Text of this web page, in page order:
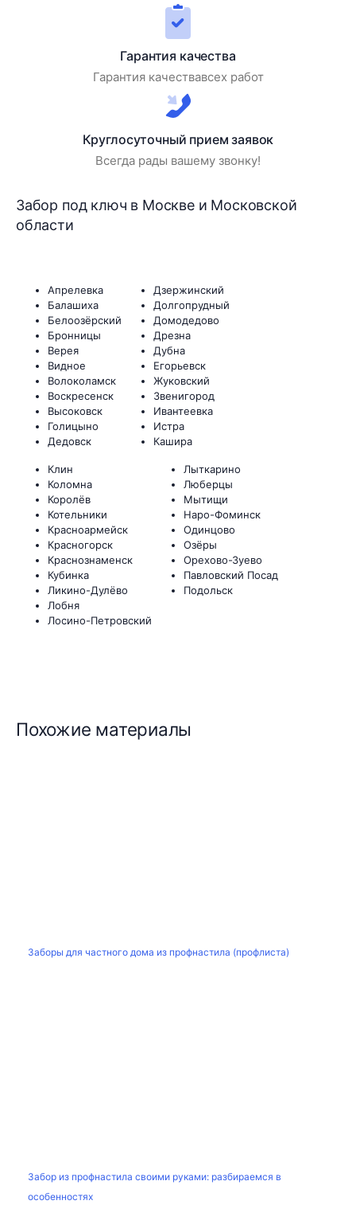
Гарантия качества
Гарантия качествавсех работ
Круглосуточный прием заявок
Всегда рады вашему звонку!
Забор под ключ в Москве и Московской
области
Апрелевка
Балашиха
Белоозёрский
Бронницы
Верея
Видное
Волоколамск
Воскресенск
Высоковск
Голицыно
Дедовск
Дзержинский
Долгопрудный
Домодедово
Дрезна
Дубна
Егорьевск
Жуковский
Звенигород
Ивантеевка
Истра
Кашира
Клин
Коломна
Королёв
Котельники
Красноармейск
Красногорск
Краснознаменск
Кубинка
Ликино-Дулёво
Лобня
Лосино-Петровский
Лыткарино
Люберцы
Мытищи
Наро-Фоминск
Одинцово
Озёры
Орехово-Зуево
Павловский Посад
Подольск
Похожие материалы
Заборы для частного дома из профнастила (профлиста)
Забор из профнастила своими руками: разбираемся в
особенностях